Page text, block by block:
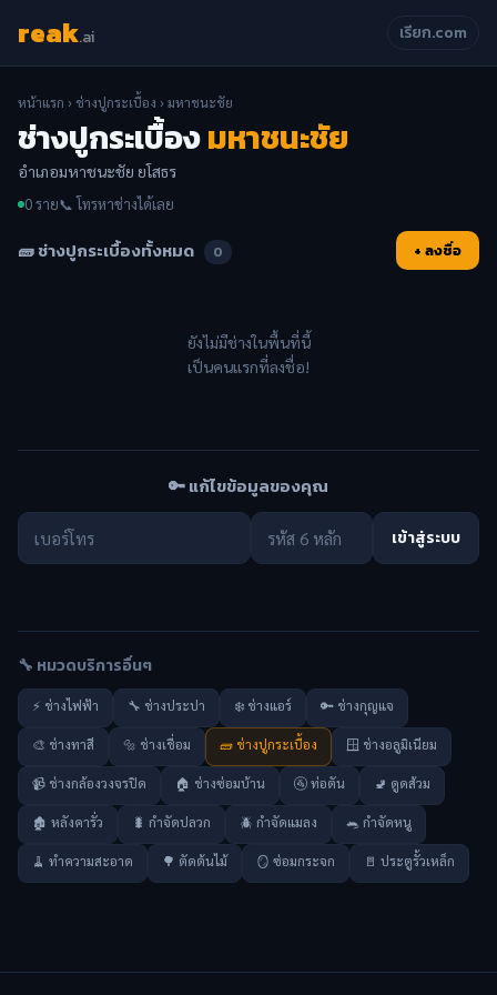
reak.ai เรียก.com
หน้าแรก › ช่างปูกระเบื้อง › มหาชนะชัย
ช่างปูกระเบื้องมหาชนะชัย
อำเภอมหาชนะชัย ยโสธร
0 ราย📞 โทรหาช่างได้เลย
🧱 ช่างปูกระเบื้องทั้งหมด 0 + ลงชื่อ
ยังไม่มีช่างในพื้นที่นี้
เป็นคนแรกที่ลงชื่อ!
🔑 แก้ไขข้อมูลของคุณ
เข้าสู่ระบบ
🔧 หมวดบริการอื่นๆ
⚡ ช่างไฟฟ้า 🔧 ช่างประปา ❄️ ช่างแอร์ 🔑 ช่างกุญแจ
🎨 ช่างทาสี 🔩 ช่างเชื่อม 🧱 ช่างปูกระเบื้อง 🪟 ช่างอลูมิเนียม
📹 ช่างกล้องวงจรปิด 🏠 ช่างซ่อมบ้าน 🚰 ท่อตัน 🚽 ดูดส้วม
🏚️ หลังคารั่ว 🐛 กำจัดปลวก 🪲 กำจัดแมลง 🐀 กำจัดหนู
🧹 ทำความสะอาด 🌳 ตัดต้นไม้ 🪞 ซ่อมกระจก 🚪 ประตูรั้วเหล็ก